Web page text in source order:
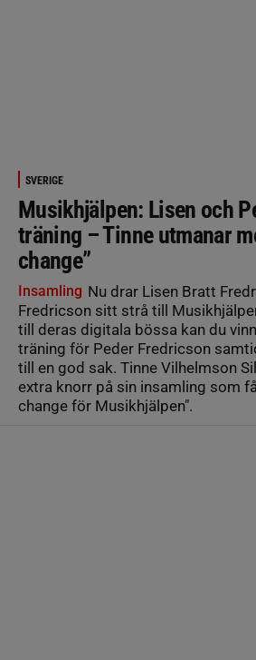
SVERIGE
Musikhjälpen: Lisen och
träning – Tinne utmanar
change”
Insamling Nu drar Lisen Bratt
Fredricson sitt strå till
till deras digitala bössa kan du
träning för Peder Fredricson
till en god sak. Tinne Vilhelmson
extra knorr på sin insamling som
change för Musikhjälpen".